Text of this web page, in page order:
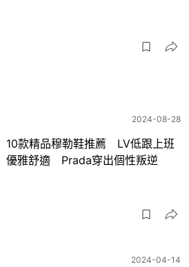
2024-08-28
10款精品穆勒鞋推薦 LV低跟上班
優雅舒適 Prada穿出個性叛逆
2024-04-14